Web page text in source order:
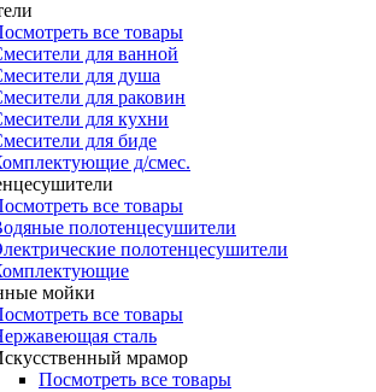
все товары
для ванной
для душа
для раковин
для кухни
для биде
д/смес.
все товары
полотенцесушители
полотенцесушители
мойки
все товары
сталь
мрамор
Посмотреть все товары